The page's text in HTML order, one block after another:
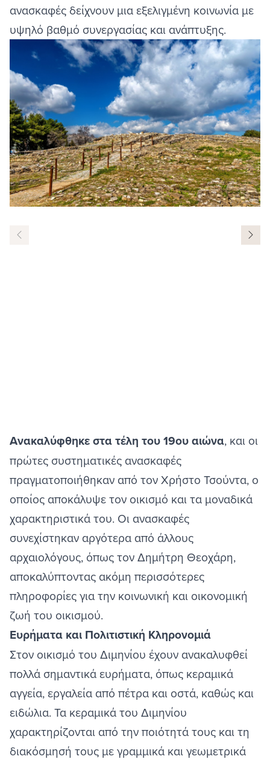
ανασκαφές δείχνουν μια εξελιγμένη κοινωνία με
υψηλό βαθμό συνεργασίας και ανάπτυξης.
Ανακαλύφθηκε στα τέλη του 19ου αιώνα, και οι
πρώτες συστηματικές ανασκαφές
πραγματοποιήθηκαν από τον Χρήστο Τσούντα, ο
οποίος αποκάλυψε τον οικισμό και τα μοναδικά
χαρακτηριστικά του. Οι ανασκαφές
συνεχίστηκαν αργότερα από άλλους
αρχαιολόγους, όπως τον Δημήτρη Θεοχάρη,
αποκαλύπτοντας ακόμη περισσότερες
πληροφορίες για την κοινωνική και οικονομική
ζωή του οικισμού.
Ευρήματα και Πολιτιστική Κληρονομιά
Στον οικισμό του Διμηνίου έχουν ανακαλυφθεί
πολλά σημαντικά ευρήματα, όπως κεραμικά
αγγεία, εργαλεία από πέτρα και οστά, καθώς και
ειδώλια. Τα κεραμικά του Διμηνίου
χαρακτηρίζονται από την ποιότητά τους και τη
διακόσμησή τους με γραμμικά και γεωμετρικά